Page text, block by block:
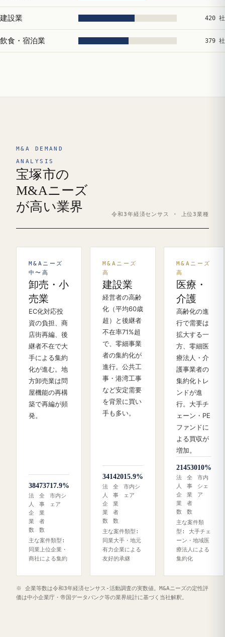
建設業 420 社
飲食・宿泊業 379 社
M&A DEMAND
ANALYSIS
宝塚市の
M&Aニーズ
が高い業界
令和3年経済センサス · 上位3業種
M&Aニーズ
中〜高
卸売・小
売業
EC化対応投
資の負担、商
店街再編、後
継者不在で大
手による集約
化が進む。地
方卸売業は問
屋機能の再構
築で再編が頻
発。
384
法
人
企
業
数
737
全
事
業
者
数
17.9%
市内シ
ェア
主な案件類型:
同業上位企業・
商社による集約
M&Aニーズ
高
建設業
経営者の高齢
化（平均60歳
超）と後継者
不在率71%超
で、零細事業
者の集約化が
進行。公共工
事・港湾工事
など安定需要
を背景に買い
手も多い。
341
法
人
企
業
数
420
全
事
業
者
数
15.9%
市内シ
ェア
主な案件類型:
同業大手・地元
有力企業による
友好的承継
M&Aニーズ
高
医療・
介護
高齢化の進
行で需要は
拡大する一
方、零細医
療法人・介
護事業者の
集約化トレ
ンドが進
行。大手チ
ェーン・PE
ファンドに
よる買収が
増加。
214
法
人
企
業
数
530
全
事
業
者
数
10%
市内
シェ
ア
主な案件類
型: 大手チェ
ーン・地域医
療法人による
集約化
※ 企業等数は令和3年経済センサス‐活動調査の実数値。M&Aニーズの定性評
価は中小企業庁・帝国データバンク等の業界統計に基づく当社解釈。